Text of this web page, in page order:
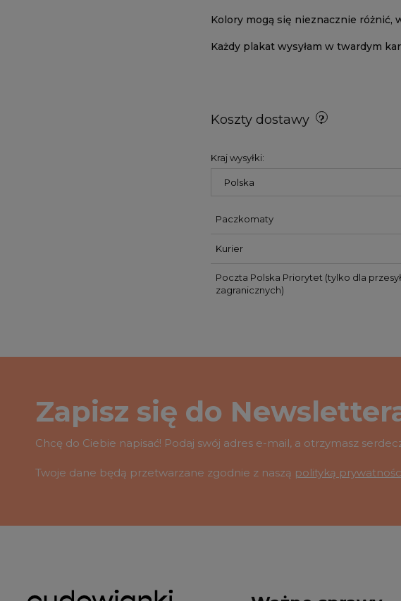
Kolory mogą się nieznacznie różnić,
Każdy plakat wysyłam w twardym
Koszty dostawy
Kraj wysyłki:
Paczkomaty
Kurier
Poczta Polska Priorytet (tylko dla
zagranicznych)
Zapisz się do
Chcę do Ciebie napisać! Podaj swój adres e-mail, a otrzymasz
Twoje dane będą przetwarzane zgodnie z naszą polityką